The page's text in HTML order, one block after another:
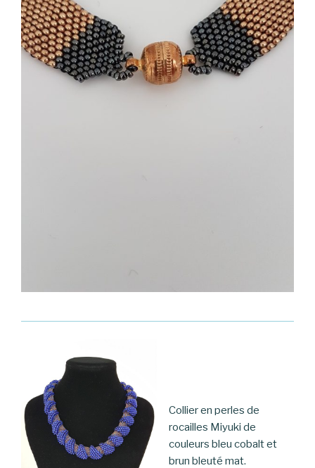
Collier en perles de
rocailles Miyuki de
couleurs bleu cobalt et
brun bleuté mat.